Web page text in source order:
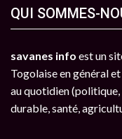
QUI SOMMES-
savanes info est un
Togolaise en général
au quotidien
durable, santé,